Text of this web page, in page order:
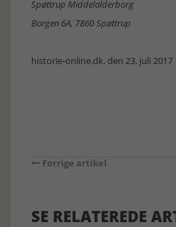
Spøttrup Middelalderborg
Borgen 6A, 7860 Spøttrup
historie-online.dk, den 23. juli 2017
Forrige artikel
SE RELATEREDE